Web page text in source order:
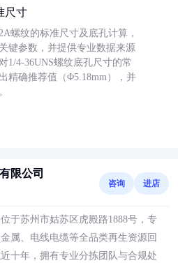
尺寸
螺纹的标准尺寸及底孔计算，
键参数，并提供专业数据来源
1/4-36UNS螺纹底孔尺寸的常
精确推荐值（Φ5.18mm），并
限公司
咨询 进店
于苏州市姑苏区虎殿路1888号，专
属、电线电缆等全品类再生资源回
十年，拥有专业分拣团队与合规处